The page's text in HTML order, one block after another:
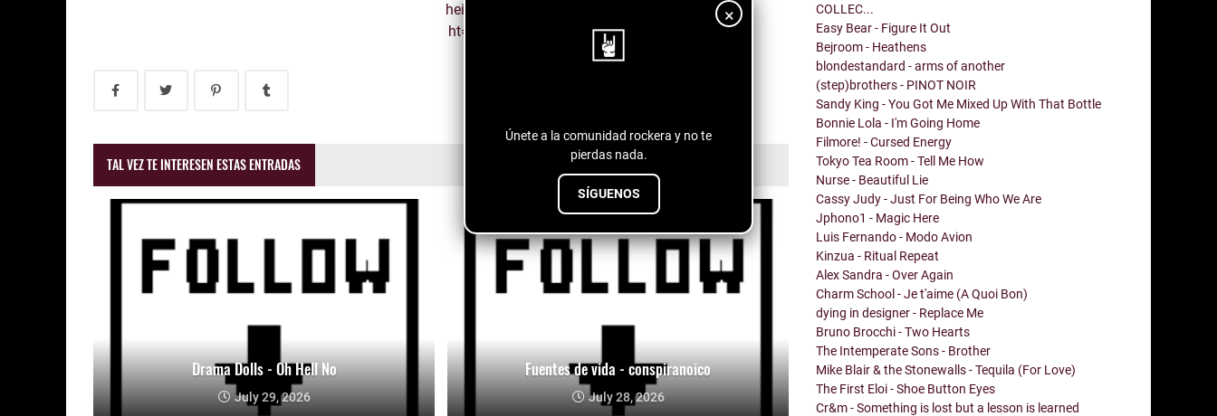
×
Únete a la comunidad rockera y no te
pierdas nada.
SÍGUENOS
TAL VEZ TE INTERESEN ESTAS ENTRADAS
Drama Dolls - Oh Hell No
July 29, 2026
Fuentes de vida - conspiranoico
July 28, 2026
COLLEC...
Easy Bear - Figure It Out
Bejroom - Heathens
blondestandard - arms of another
(step)brothers - PINOT NOIR
Sandy King - You Got Me Mixed Up With That Bottle
Bonnie Lola - I'm Going Home
Filmore! - Cursed Energy
Tokyo Tea Room - Tell Me How
Nurse - Beautiful Lie
Cassy Judy - Just For Being Who We Are
Jphono1 - Magic Here
Luis Fernando - Modo Avion
Kinzua - Ritual Repeat
Alex Sandra - Over Again
Charm School - Je t'aime (A Quoi Bon)
dying in designer - Replace Me
Bruno Brocchi - Two Hearts
The Intemperate Sons - Brother
Mike Blair & the Stonewalls - Tequila (For Love)
The First Eloi - Shoe Button Eyes
Cr&m - Something is lost but a lesson is learned